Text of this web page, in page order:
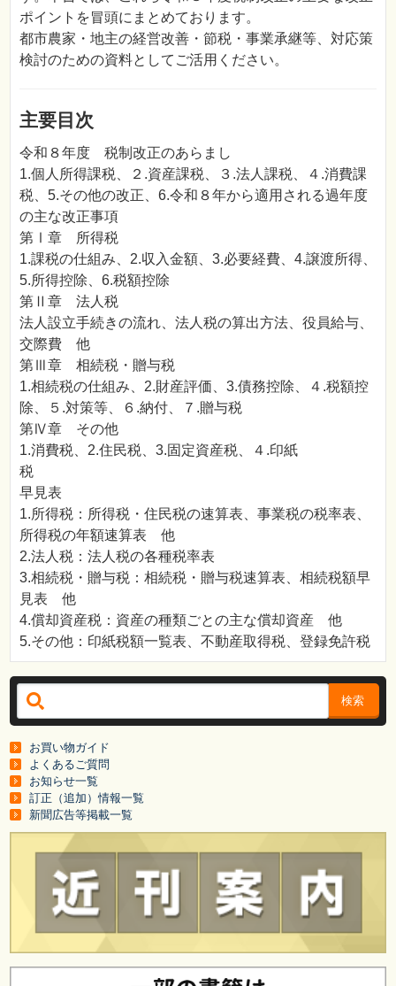
ポイントを冒頭にまとめております。
都市農家・地主の経営改善・節税・事業承継等、対応策
検討のための資料としてご活用ください。
主要目次
令和８年度 税制改正のあらまし
1.個人所得課税、２.資産課税、３.法人課税、４.消費課
税、5.その他の改正、6.令和８年から適用される過年度
の主な改正事項
第Ⅰ章 所得税
1.課税の仕組み、2.収入金額、3.必要経費、4.譲渡所得、
5.所得控除、6.税額控除
第Ⅱ章 法人税
法人設立手続きの流れ、法人税の算出方法、役員給与、
交際費 他
第Ⅲ章 相続税・贈与税
1.相続税の仕組み、2.財産評価、3.債務控除、４.税額控
除、５.対策等、６.納付、７.贈与税
第Ⅳ章 その他
1.消費税、2.住民税、3.固定資産税、４.印紙
税
早見表
1.所得税：所得税・住民税の速算表、事業税の税率表、
所得税の年額速算表 他
2.法人税：法人税の各種税率表
3.相続税・贈与税：相続税・贈与税速算表、相続税額早
見表 他
4.償却資産税：資産の種類ごとの主な償却資産 他
5.その他：印紙税額一覧表、不動産取得税、登録免許税
検索
お買い物ガイド
よくあるご質問
お知らせ一覧
訂正（追加）情報一覧
新聞広告等掲載一覧